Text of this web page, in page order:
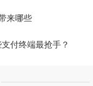
来哪些
付终端最抢手？